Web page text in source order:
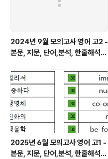
2024년 9월 모의고사 영어 고2 -
본문, 지문, 단어,분석, 한줄해석,
2025년 6월 모의고사 영어 고1 -
본문, 지문, 단어,분석, 한줄해석,